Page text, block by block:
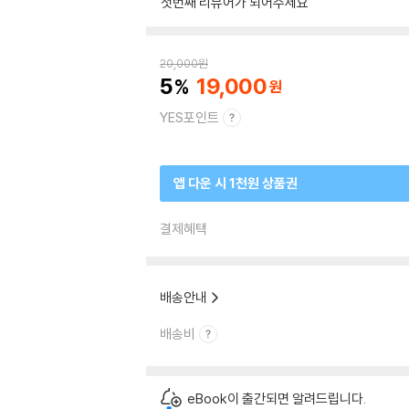
20,000원
5 19,000
YES포인트
앱 다운 시 1천원 상품권
결제혜택
배송안내
배송비
eBook이 출간되면 알려드립니다.